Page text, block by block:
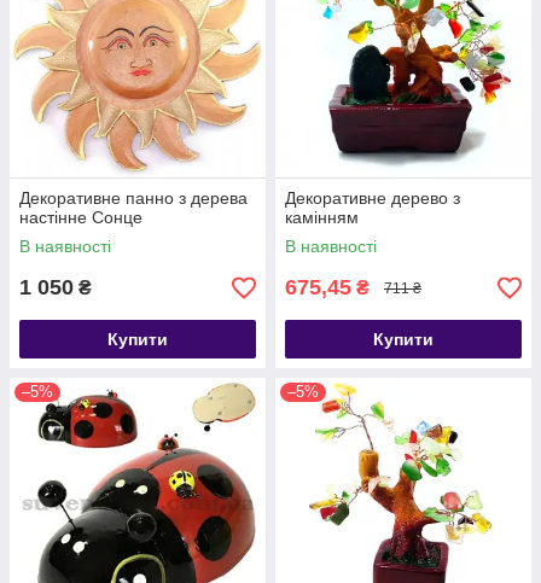
Декоративне панно з дерева
настінне Сонце
В наявності
1 050 ₴
Купити
Декоративне дерево з
камінням
В наявності
675,45 ₴ 711 ₴
Купити
–5% –5%